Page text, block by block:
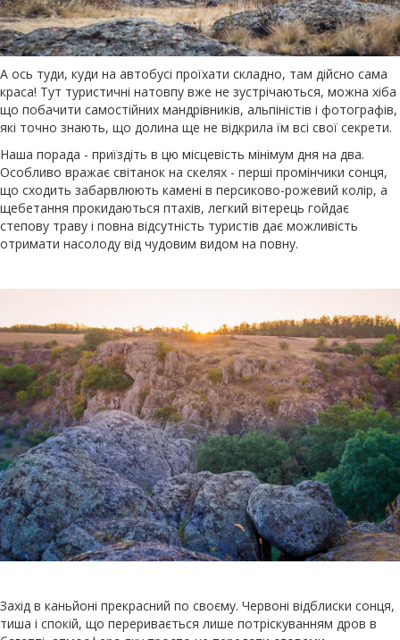
А ось туди, куди на автобусі проїхати складно, там дійсно сама
краса! Тут туристичні натовпу вже не зустрічаються, можна хіба
що побачити самостійних мандрівників, альпіністів і фотографів,
які точно знають, що долина ще не відкрила їм всі свої секрети.
Наша порада - приїздіть в цю місцевість мінімум дня на два.
Особливо вражає світанок на скелях - перші промінчики сонця,
що сходить забарвлюють камені в персиково-рожевий колір, а
щебетання прокидаються птахів, легкий вітерець гойдає
степову траву і повна відсутність туристів дає можливість
отримати насолоду від чудовим видом на повну.
Захід в каньйоні прекрасний по своєму. Червоні відблиски сонця,
тиша і спокій, що переривається лише потріскуванням дров в